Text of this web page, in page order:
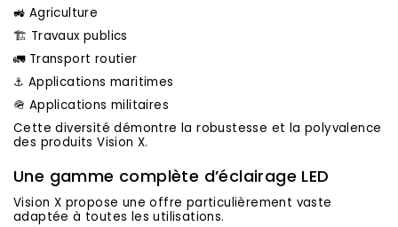
🚜 Agriculture
🏗️ Travaux publics
🚛 Transport routier
⚓ Applications maritimes
🪖 Applications militaires
Cette diversité démontre la robustesse et la polyvalence
des produits Vision X.
Une gamme complète d’éclairage LED
Vision X propose une offre particulièrement vaste
adaptée à toutes les utilisations.